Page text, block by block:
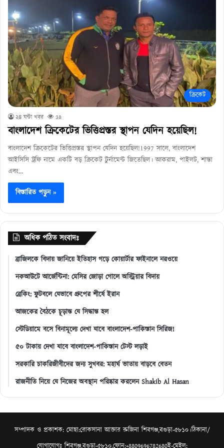
ক্রিকেট
২৪ ঘন্টা খবর 38
বাংলাদেশ ক্রিকেটের ভিত্তিপ্রস্তর স্থাপন যেদিন হয়েছিল!
বাংলাদেশ ক্রিকেটের ভিত্তিপ্রস্তর স্থাপন যেদিন হয়েছিল!1997 সালে, বাংলাদেশ
আইসিসি ট্রফি নামে একটি বড় ক্রিকেট টুর্নামেন্ট জিতেছিল। আকরাম, পাইলট, শান্তা
এবং…
বিস্তারিত পড়ুন »
অধিক পঠিত সংবাদঃ
ব্রাজিলকে বিদায় জানিয়ে ইতিহাস গড়ে কোয়ার্টার ফাইনালে নরওয়ে
নকআউটে আর্জেন্টিনা: মেসির জোড়া গোলে অস্ট্রিয়ার বিদায়
ব্রেকিং: ফুটবলে যেভাবে গ্রুপের শীর্ষে ইরান
আজকের বৈঠকে চূড়ান্ত যে সিদ্ধান্ত হল
স্টেডিয়ামে বসে বিনামূল্যে দেখা যাবে বাংলাদেশ-পাকিস্তান সিরিজ!
৫০ টাকায় দেখা যাবে বাংলাদেশ-পাকিস্তান টেস্ট লড়াই
সরকারি চাকরিজীবীদের জন্য সুখবর: মহার্ঘ ভাতায় বাড়বে বেতন
রাজনীতি নিয়ে যে নিজের অবস্থান পরিষ্কার করলেন Shakib Al Hasan
সম্পাদক ও প্রকাশক: মোছা:রোকসানা আক্তার রুজিনা শিবগঞ্জ,বগুড়া-৫৮১০।ঠিকানা/